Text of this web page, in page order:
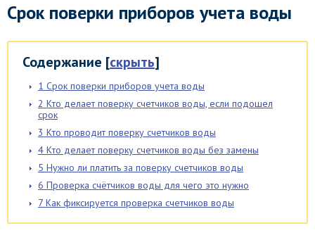
Срок поверки приборов учета воды
Содержание [скрыть]
1 Срок поверки приборов учета воды
2 Кто делает поверку счетчиков воды, если подошел
срок
3 Кто проводит поверку счетчиков воды
4 Кто делает поверку счетчиков воды без замены
5 Нужно ли платить за поверку счетчиков воды
6 Проверка счётчиков воды для чего это нужно
7 Как фиксируется проверка счетчиков воды